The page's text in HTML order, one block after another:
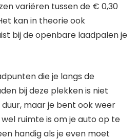
variëren tussen de € 0,30
kan in theorie ook
bij de openbare laadpalen je
die je langs de
bij deze plekken is niet
maar je bent ook weer
ruimte is om je auto op te
handig als je even moet